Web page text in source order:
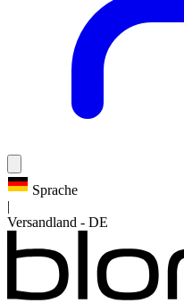
Sprache
|
Versandland - DE